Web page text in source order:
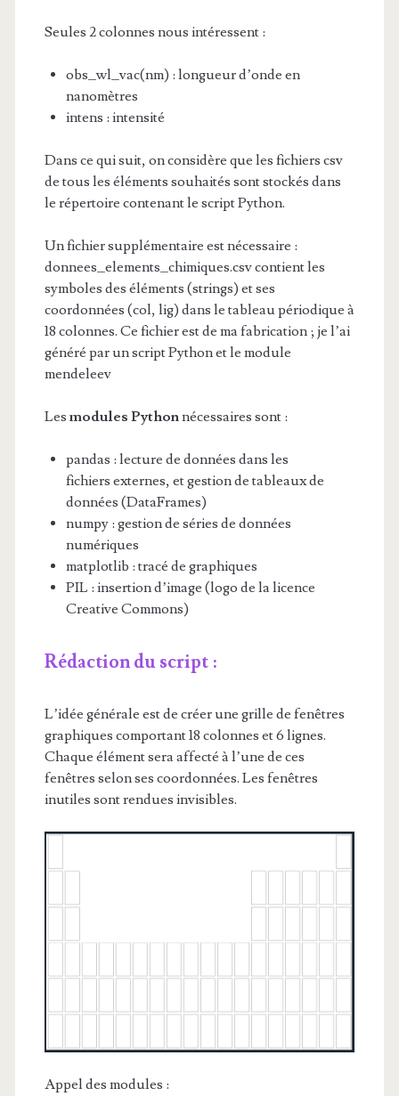
Seules 2 colonnes nous intéressent :
obs_wl_vac(nm) : longueur d’onde en
nanomètres
intens : intensité
Dans ce qui suit, on considère que les fichiers csv
de tous les éléments souhaités sont stockés dans
le répertoire contenant le script Python.
Un fichier supplémentaire est nécessaire :
donnees_elements_chimiques.csv contient les
symboles des éléments (strings) et ses
coordonnées (col, lig) dans le tableau périodique à
18 colonnes. Ce fichier est de ma fabrication ; je l’ai
généré par un script Python et le module
mendeleev
Les modules Pythonnécessaires sont :
pandas : lecture de données dans les
fichiers externes, et gestion de tableaux de
données (DataFrames)
numpy : gestion de séries de données
numériques
matplotlib : tracé de graphiques
PIL : insertion d’image (logo de la licence
Creative Commons)
Rédaction du script :
L’idée générale est de créer une grille de fenêtres
graphiques comportant 18 colonnes et 6 lignes.
Chaque élément sera affecté à l’une de ces
fenêtres selon ses coordonnées. Les fenêtres
inutiles sont rendues invisibles.
Appel des modules :